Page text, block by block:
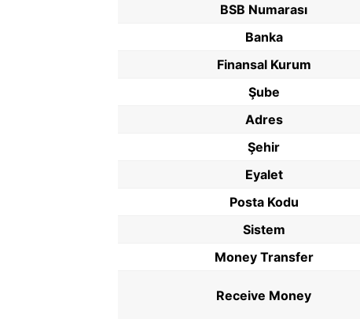
BSB Numarası
Banka
Finansal Kurum
Şube
Adres
Şehir
Eyalet
Posta Kodu
Sistem
Money Transfer
Receive Money